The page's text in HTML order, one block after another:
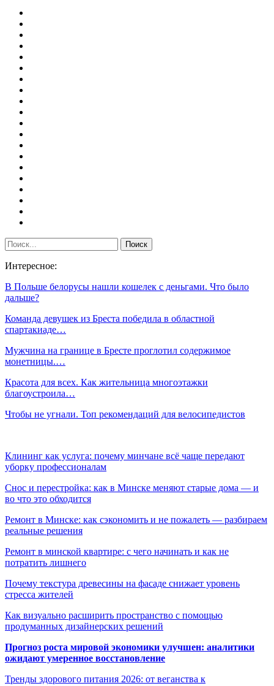
Интересное:
В Польше белорусы нашли кошелек с деньгами. Что было
дальше?
Команда девушек из Бреста победила в областной
спартакиаде…
Мужчина на границе в Бресте проглотил содержимое
монетницы.…
Красота для всех. Как жительница многоэтажки
благоустроила…
Чтобы не угнали. Топ рекомендаций для велосипедистов
Клининг как услуга: почему минчане всё чаще передают
уборку профессионалам
Снос и перестройка: как в Минске меняют старые дома — и
во что это обходится
Ремонт в Минске: как сэкономить и не пожалеть — разбираем
реальные решения
Ремонт в минской квартире: с чего начинать и как не
потратить лишнего
Почему текстура древесины на фасаде снижает уровень
стресса жителей
Как визуально расширить пространство с помощью
продуманных дизайнерских решений
Прогноз роста мировой экономики улучшен: аналитики
ожидают умеренное восстановление
Тренды здорового питания 2026: от веганства к